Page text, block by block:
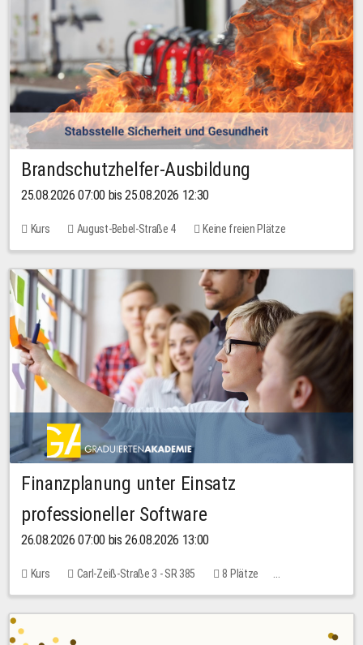
Brandschutzhelfer-Ausbildung
25.08.2026 07:00 bis 25.08.2026 12:30
Kurs August-Bebel-Straße 4 Keine freien Plätze
Finanzplanung unter Einsatz
professioneller Software
26.08.2026 07:00 bis 26.08.2026 13:00
Kurs Carl-Zeiß-Straße 3 - SR 385
8 Plätze
20,00 EUR